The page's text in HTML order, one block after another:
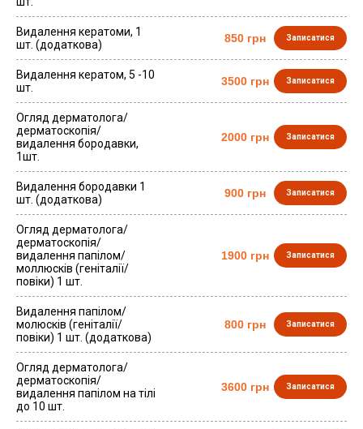
Видалення кератоми, 1
шт. (додаткова)
850 грн Записатися
Видалення кератом, 5 -10
шт.
3500 грн Записатися
Огляд дерматолога/
дерматоскопія/
видалення бородавки,
1шт.
2000 грн Записатися
Видалення бородавки 1
шт. (додаткова)
900 грн Записатися
Огляд дерматолога/
дерматоскопія/
видалення папілом/
моллюсків (геніталії/
повіки) 1 шт.
1900 грн Записатися
Видалення папілом/
молюсків (геніталії/
повіки) 1 шт. (додаткова)
800 грн Записатися
Огляд дерматолога/
дерматоскопія/
видалення папілом на тілі
до 10 шт.
3600 грн Записатися